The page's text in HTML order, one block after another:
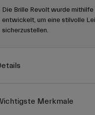
Die Brille Revolt wurde
entwickelt, um eine stilvolle
sicherzustellen.
Merkmale